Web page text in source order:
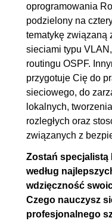
3.6. L2TP/IPsec
3.7. OpenVPN
4. Protokół OSPF
4.1. OSPF -
4.2. Pakiet Hello
4.3. Pojedynczy obszar
4.4. Wiele obszarów
4.6. Virtual link
4.7. Podsumowanie
oprogramowania
podzielony na
tematykę związaną
sieciami typu
routingu OSPF.
przygotuje Cię do
sieciowego, do
lokalnych,
rozległych oraz
związanych z
Zostań
według
wdzięczność
Czego nauczysz
profesjonalnego